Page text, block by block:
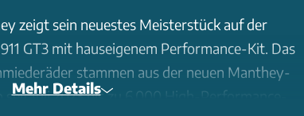
zeigt sein neuestes Meisterstück auf der
GT3 mit hauseigenem Performance-Kit. Das
stammen aus der neuen Manthey-
Juli 2023 bis zu 6.000 High-Performance-
Mehr Details